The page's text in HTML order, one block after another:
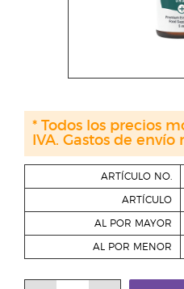
ARTÍCULO NO.
ARTÍCULO
AL POR MAYOR
AL POR MENOR
* Todos los precios
IVA. Gastos de envío